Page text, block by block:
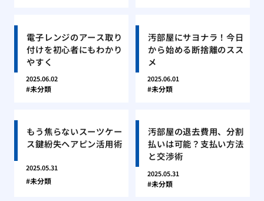
電子レンジのアース取り
付けを初心者にもわかり
やすく
2025.06.02
未分類
汚部屋にサヨナラ！今日
から始める断捨離のスス
メ
2025.06.01
未分類
もう焦らないスーツケー
ス鍵紛失ヘアピン活用術
2025.05.31
未分類
汚部屋の退去費用、分割
払いは可能？支払い方法
と交渉術
2025.05.31
未分類